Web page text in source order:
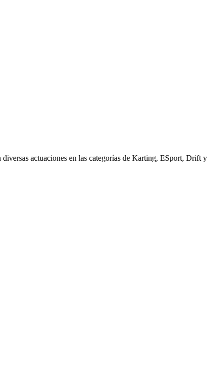
actuaciones en las categorías de Karting, ESport, Drift y